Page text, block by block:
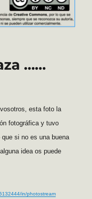
……
esta foto la
fotográfica y tuvo
si no es una buena
idea os puede
in/photostream